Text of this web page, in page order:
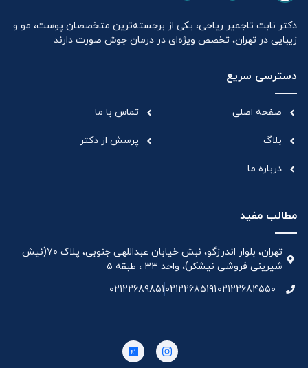
دکتر نابت تاجمیر ریاحی، یکی از برجسته‌ترین متخصصان پوست، مو و
زیبایی در تهران، تخصص ویژه‌ای در درمان جوش صورت دارند
دسترسی سریع
صفحه اصلی
بلاگ
درباره ما
تماس با ما
پرسش از دکتر
مطالب مفید
تهران، بلوار اندرزگو، نبش خیابان عبداللهی جنوبی، پلاک ۷۰(نیش
شیرینی فروشی نیشکر)، واحد ۳۳ ، طبقه ۵
۰۲۱۲۲۶۸۴۵۵۰۰۲۱۲۲۶۸۵۱۹۱۰۲۱۲۲۶۸۹۸۵۱